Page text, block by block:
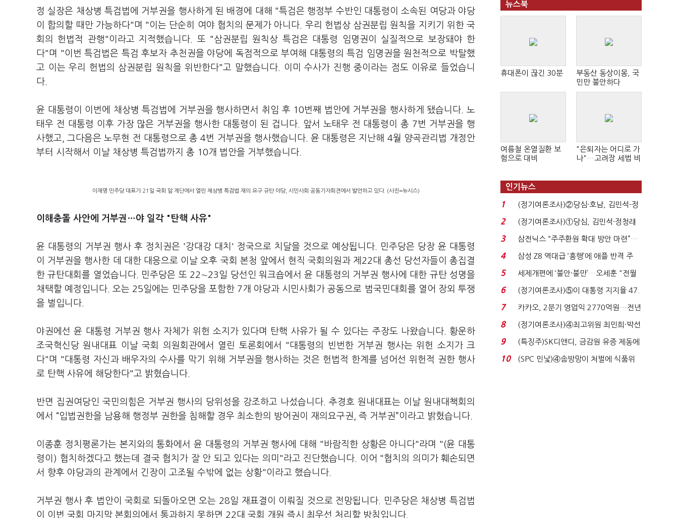
정 실장은 채상병 특검법에 거부권을 행사하게 된 배경에 대해 "특검은 행정부 수반인 대통령이 소속된 여당과 야당
이 합의할 때만 가능하다"며 "이는 단순히 여야 협치의 문제가 아니다. 우리 헌법상 삼권분립 원칙을 지키기 위한 국
회의 헌법적 관행"이라고 지적했습니다. 또 "삼권분립 원칙상 특검은 대통령 임명권이 실질적으로 보장돼야 한
다"며 "이번 특검법은 특검 후보자 추천권을 야당에 독점적으로 부여해 대통령의 특검 임명권을 원천적으로 박탈했
고 이는 우리 헌법의 삼권분립 원칙을 위반한다"고 말했습니다. 이미 수사가 진행 중이라는 점도 이유로 들었습니
다.
윤 대통령이 이번에 채상병 특검법에 거부권을 행사하면서 취임 후 10번째 법안에 거부권을 행사하게 됐습니다. 노
태우 전 대통령 이후 가장 많은 거부권을 행사한 대통령이 된 겁니다. 앞서 노태우 전 대통령이 총 7번 거부권을 행
사했고, 그다음은 노무현 전 대통령으로 총 4번 거부권을 행사했습니다. 윤 대통령은 지난해 4월 양곡관리법 개정안
부터 시작해서 이날 채상병 특검법까지 총 10개 법안을 거부했습니다.
이재명 민주당 대표가 21일 국회 앞 계단에서 열린 채상병 특검법 재의 요구 규탄 야당, 시민사회 공동기자회견에서 발언하고 있다. (사진=뉴시스)
이해충돌 사안에 거부권…야 일각 "탄핵 사유"
윤 대통령의 거부권 행사 후 정치권은 '강대강 대치' 정국으로 치달을 것으로 예상됩니다. 민주당은 당장 윤 대통령
이 거부권을 행사한 데 대한 대응으로 이날 오후 국회 본청 앞에서 현직 국회의원과 제22대 총선 당선자들이 총집결
한 규탄대회를 열었습니다. 민주당은 또 22∼23일 당선인 워크숍에서 윤 대통령의 거부권 행사에 대한 규탄 성명을
채택할 예정입니다. 오는 25일에는 민주당을 포함한 7개 야당과 시민사회가 공동으로 범국민대회를 열어 장외 투쟁
을 벌입니다.
야권에선 윤 대통령 거부권 행사 자체가 위헌 소지가 있다며 탄핵 사유가 될 수 있다는 주장도 나왔습니다. 황운하
조국혁신당 원내대표 이날 국회 의원회관에서 열린 토론회에서 "대통령의 빈번한 거부권 행사는 위헌 소지가 크
다"며 "대통령 자신과 배우자의 수사를 막기 위해 거부권을 행사하는 것은 헌법적 한계를 넘어선 위헌적 권한 행사
로 탄핵 사유에 해당한다"고 밝혔습니다.
반면 집권여당인 국민의힘은 거부권 행사의 당위성을 강조하고 나섰습니다. 추경호 원내대표는 이날 원내대책회의
에서 “입법권한을 남용해 행정부 권한을 침해할 경우 최소한의 방어권이 재의요구권, 즉 거부권”이라고 밝혔습니다.
이종훈 정치평론가는 본지와의 통화에서 윤 대통령의 거부권 행사에 대해 "바람직한 상황은 아니다"라며 "(윤 대통
령이) 협치하겠다고 했는데 결국 협치가 잘 안 되고 있다는 의미"라고 진단했습니다. 이어 "협치의 의미가 훼손되면
서 향후 야당과의 관계에서 긴장이 고조될 수밖에 없는 상황"이라고 했습니다.
거부권 행사 후 법안이 국회로 되돌아오면 오는 28일 재표결이 이뤄질 것으로 전망됩니다. 민주당은 채상병 특검법
이 이번 국회 마지막 본회의에서 통과하지 못하면 22대 국회 개원 즉시 최우선 처리할 방침입니다.
뉴스북
휴대폰이 끊긴 30분
부동산 동상이몽, 국
민만 불안하다
여름철 온열질환 보
험으로 대비
"은퇴자는 어디로 가
나"…고려장 세법 비
인기뉴스
1
(정기여론조사)②당심·호남, 김민석-정
청래 '초접전'...
2
(정기여론조사)①당심, 김민석·정청래
'초접전'…대통령 ...
3
삼전닉스 “주주환원 확대 방안 마련”…
로이터에 성명...
4
삼성 Z8 역대급 ‘흥행’에 애플 반격 주
목…9월 ‘폴...
5
세제개편에 ‘불안·불만’…오세훈 "전월
세 구하기 더 ...
6
(정기여론조사)⑤이 대통령 지지율 47.
7%…일주일 만에 ...
7
카카오, 2분기 영업익 2770억원…전년
비 36% 증가...
8
(정기여론조사)④최고위원 최민희·박선
원 '양강'…서미...
9
(특징주)SK디앤디, 금감원 유증 제동에
장 초반 상한가...
10
(SPC 민낯)④솜방망이 처벌에 식품위